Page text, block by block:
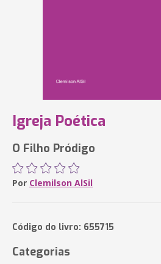
Igreja Poética
O Filho Pródigo
Por Clemilson AlSil
Código do livro: 655715
Categorias